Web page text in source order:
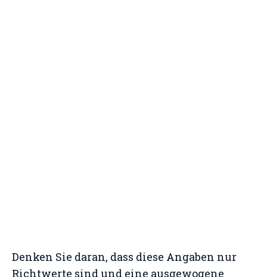
Denken Sie daran, dass diese Angaben nur
Richtwerte sind und eine ausgewogene